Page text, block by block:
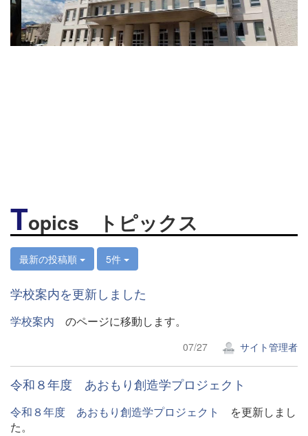
Topics トピックス
最新の投稿順 5件
学校案内を更新しました
学校案内 のページに移動します。
07/27 サイト管理者
令和８年度 あおもり創造学プロジェクト
令和８年度 あおもり創造学プロジェクト
を更新しまし
た。